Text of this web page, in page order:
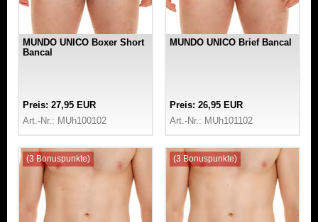
MUNDO UNICO Boxer Short
Bancal
Preis: 27,95 EUR
Art.-Nr.: MUh100102
MUNDO UNICO Brief Bancal
Preis: 26,95 EUR
Art.-Nr.: MUh101102
(3 Bonuspunkte) (3 Bonuspunkte)